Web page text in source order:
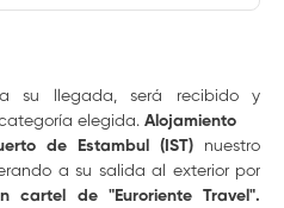
su llegada, será recibido y
elegida. Alojamiento
de Estambul (IST) nuestro
a su salida al exterior por
cartel de "Euroriente Travel".